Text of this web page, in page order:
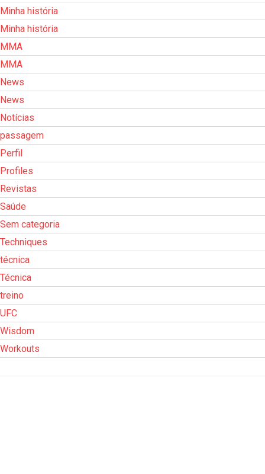
Minha história
Minha história
MMA
MMA
News
News
Notícias
passagem
Perfil
Profiles
Revistas
Saúde
Sem categoria
Techniques
técnica
Técnica
treino
UFC
Wisdom
Workouts